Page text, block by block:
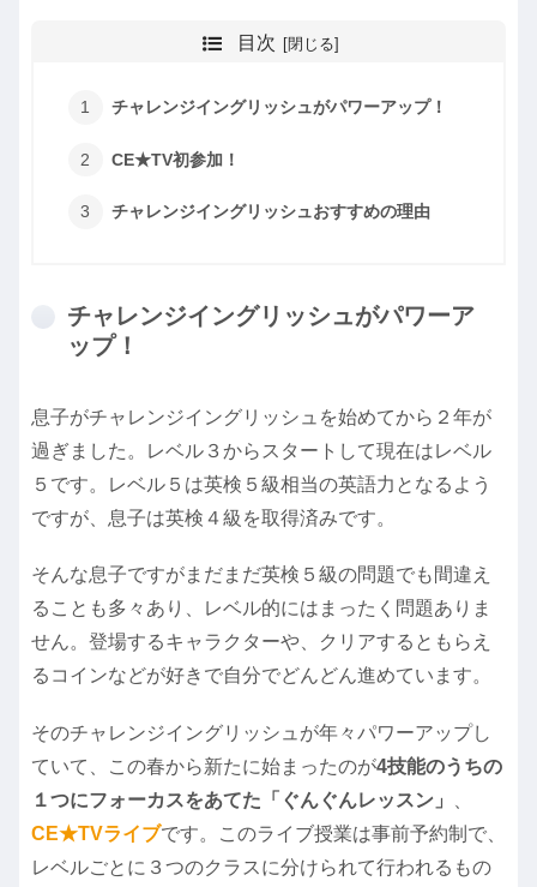
目次
チャレンジイングリッシュがパワーアップ！
CE★TV初参加！
チャレンジイングリッシュおすすめの理由
チャレンジイングリッシュがパワーア
ップ！
息子がチャレンジイングリッシュを始めてから２年が
過ぎました。レベル３からスタートして現在はレベル
５です。レベル５は英検５級相当の英語力となるよう
ですが、息子は英検４級を取得済みです。
そんな息子ですがまだまだ英検５級の問題でも間違え
ることも多々あり、レベル的にはまったく問題ありま
せん。登場するキャラクターや、クリアするともらえ
るコインなどが好きで自分でどんどん進めています。
そのチャレンジイングリッシュが年々パワーアップし
ていて、この春から新たに始まったのが4技能のうちの
１つにフォーカスをあてた「ぐんぐんレッスン」
CE★TVライブです。このライブ授業は事前予約制で、
レベルごとに３つのクラスに分けられて行われるもの